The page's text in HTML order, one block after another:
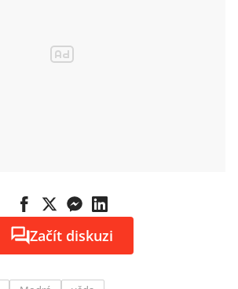
Začít diskuzi